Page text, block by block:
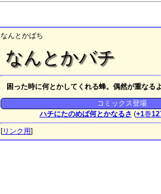
なんとかばち
なんとかバチ
困った時に何とかしてくれる蜂。偶然が重なる
コミックス登場
ハチにたのめば何とかなるさ (+1巻
[リンク用]